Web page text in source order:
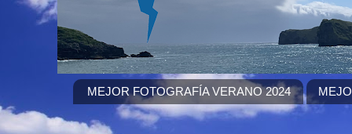
MEJOR FOTOGRAFÍA VERANO 2024